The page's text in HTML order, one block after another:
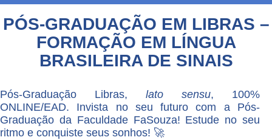
PÓS-GRADUAÇÃO EM LIBRAS –
FORMAÇÃO EM LÍNGUA
BRASILEIRA DE SINAIS
Pós-Graduação Libras, lato sensu, 100%
ONLINE/EAD. Invista no seu futuro com a Pós-
Graduação da Faculdade FaSouza! Estude no seu
ritmo e conquiste seus sonhos! 🚀